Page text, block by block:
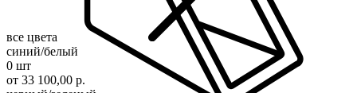
все цвета
синий/белый
0 шт
от 33 100,00 р.